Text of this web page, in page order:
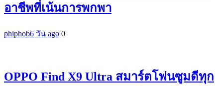
อาชีพที่เน้นการพกพา
phiphob6 วัน ago 0
OPPO Find X9 Ultra สมาร์ตโฟนซูมดีทุก